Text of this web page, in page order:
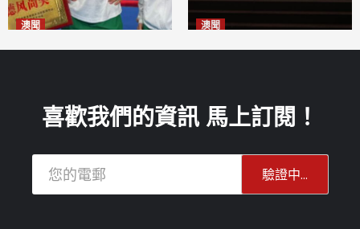
澳聞 澳聞
喜歡我們的資訊 馬上訂閱！